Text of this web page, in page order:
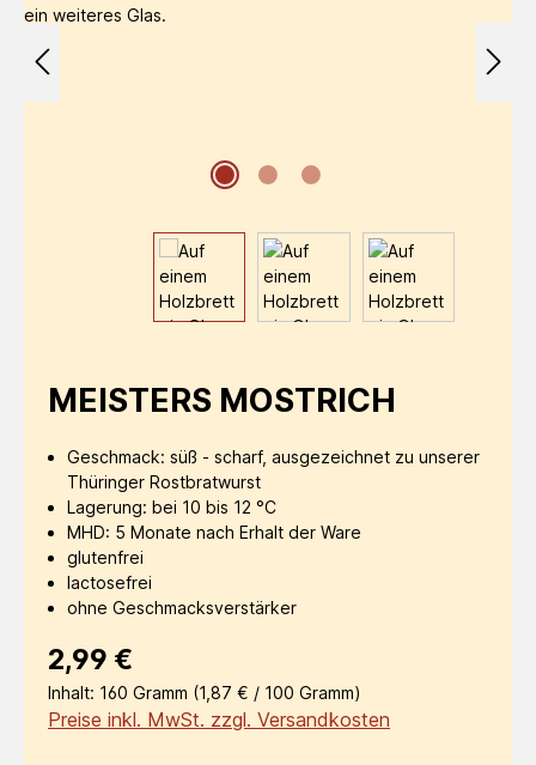
MEISTERS MOSTRICH
Geschmack: süß - scharf, ausgezeichnet zu unserer
Thüringer Rostbratwurst
Lagerung: bei 10 bis 12 °C
MHD: 5 Monate nach Erhalt der Ware
glutenfrei
lactosefrei
ohne Geschmacksverstärker
Regulärer Preis:
2,99 €
Inhalt: 160 Gramm (1,87 € / 100 Gramm)
Preise inkl. MwSt. zzgl. Versandkosten